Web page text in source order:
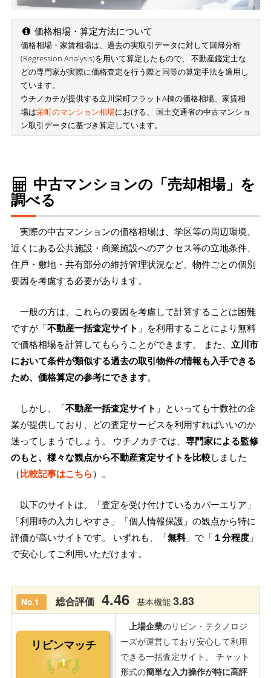
価格相場・算定方法について
価格相場・家賃相場は、過去の実取引データに対して回帰分析
(Regression Analysis)を用いて算定したもので、 不動産鑑定士な
どの専門家が実際に価格査定を行う際と同等の算定手法を適用し
ています。
ウチノカチが提供する立川栄町フラットA棟の価格相場、家賃相
場は栄町のマンション相場における、 国土交通省の中古マンショ
ン取引データに基づき算定しています。
中古マンションの「売却相場」を
調べる
実際の中古マンションの価格相場は、学区等の周辺環境、
近くにある公共施設・商業施設へのアクセス等の立地条件、
住戸・敷地・共有部分の維持管理状況など、物件ごとの個別
要因を考慮する必要があります。
一般の方は、これらの要因を考慮して計算することは困難
ですが「不動産一括査定サイト 」を利用することにより無料
で価格相場を計算してもらうことができます。 また、 立川市
において条件が類似する過去の取引物件の情報も入手できる
ため、価格算定の参考にできます。
しかし、「不動産一括査定サイト 」といっても十数社の企
業が提供しており、どの査定サービスを利用すればいいのか
迷ってしまうでしょう。 ウチノカチでは、 専門家による監修
のもと、様々な観点から不動産査定サイトを比較しました
（比較記事はこちら）。
以下のサイトは、「査定を受け付けているカバーエリア」
「利用時の入力しやすさ」「個人情報保護」の観点から特に
評価が高いサイトです。 いずれも、「無料」で「 １分程度 」
で安心してご利用いただけます。